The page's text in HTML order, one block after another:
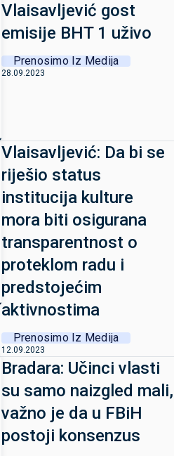
Vlaisavljević gost
emisije BHT 1 uživo
Prenosimo Iz Medija
28.09.2023
Vlaisavljević: Da bi se
riješio status
institucija kulture
mora biti osigurana
transparentnost o
proteklom radu i
predstojećim
aktivnostima
Prenosimo Iz Medija
12.09.2023
Bradara: Učinci vlasti
su samo naizgled mali,
važno je da u FBiH
postoji konsenzus